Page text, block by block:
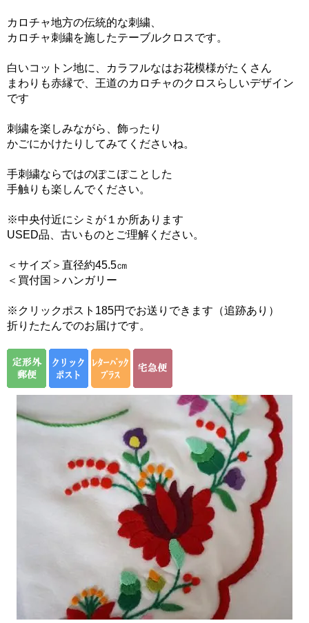
カロチャ地方の伝統的な刺繍、
カロチャ刺繍を施したテーブルクロスです。
白いコットン地に、カラフルなはお花模様がたくさん
まわりも赤縁で、王道のカロチャのクロスらしいデザイン
です
刺繍を楽しみながら、飾ったり
かごにかけたりしてみてくださいね。
手刺繍ならではのぽこぽことした
手触りも楽しんでください。
※中央付近にシミが１か所あります
USED品、古いものとご理解ください。
＜サイズ＞直径約45.5㎝
＜買付国＞ハンガリー
※クリックポスト185円でお送りできます（追跡あり）
折りたたんでのお届けです。